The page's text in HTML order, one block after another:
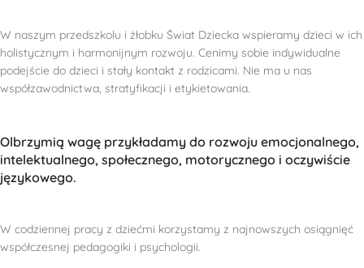
W naszym przedszkolu i żłobku Świat Dziecka wspieramy dzieci w ich
holistycznym i harmonijnym rozwoju. Cenimy sobie indywidualne
podejście do dzieci i stały kontakt z rodzicami. Nie ma u nas
współzawodnictwa, stratyfikacji i etykietowania.
Olbrzymią wagę przykładamy do rozwoju emocjonalnego,
intelektualnego, społecznego, motorycznego i oczywiście
językowego.
W codziennej pracy z dziećmi korzystamy z najnowszych osiągnięć
współczesnej pedagogiki i psychologii.